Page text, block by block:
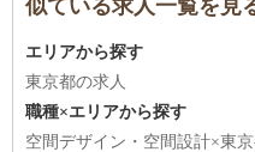
似ている求人一覧を見
エリアから探す
東京都の求人
職種×エリアから探す
空間デザイン・空間設計×東